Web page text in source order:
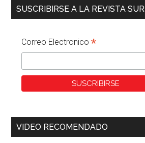
SUSCRIBIRSE A LA REVISTA SUR
Correo Electronico*
VIDEO RECOMENDADO